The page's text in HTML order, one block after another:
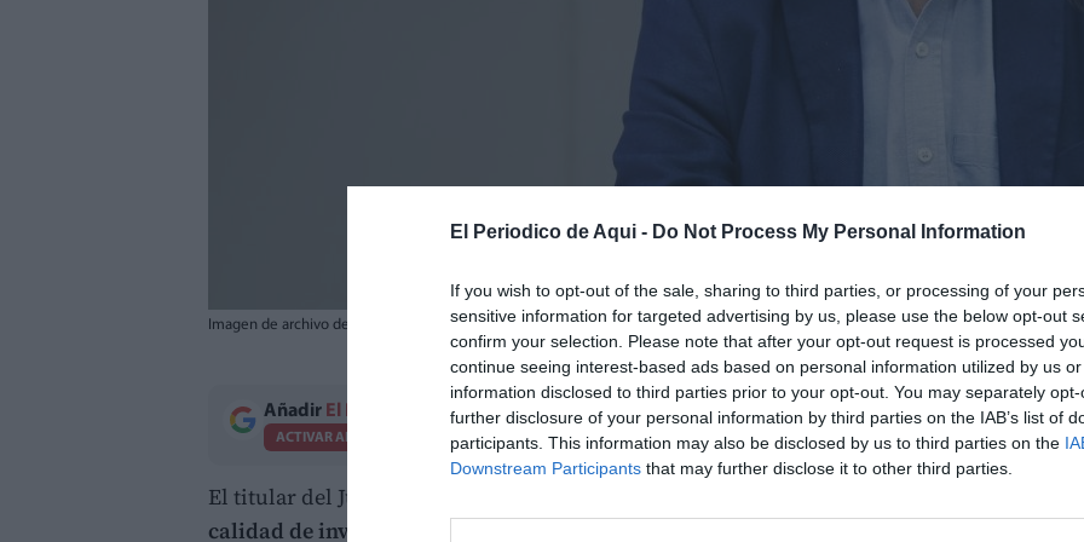
El Periodico de Aqui - Do Not Process My Personal Information
If you wish to opt-out of the sale, sharing to third parties, or processing of your
sensitive information for targeted advertising by us, please use the below opt-out
confirm your selection. Please note that after your opt-out request is processed
continue seeing interest-based ads based on personal information utilized by us
information disclosed to third parties prior to your opt-out. You may separately
further disclosure of your personal information by third parties on the IAB’s list of
participants. This information may also be disclosed by us to third parties on the
Downstream Participants that may further disclose it to other third parties.
Imagen de archivo del excomisionado del Gobierno para la dana José María Ángel. EFE/Ana Escobar
Añadir El Periodico de Aquícomo fuente preferida de Google de forma gratuita.
ACTIVAR AHORA
El titular del Juzgado de Instrucción número 4 de València ha acordado
calidad de investigado